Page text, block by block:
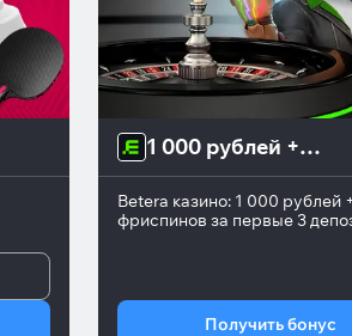
1 000 рублей + 1
000 фриспинов
Betera казино: 1 000 рублей
фриспинов за первые 3
Получить бонус